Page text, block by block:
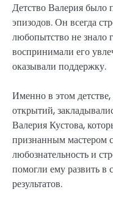
Детство Валерия было
эпизодов. Он всегда
любопытство не знало
воспринимали его
оказывали поддержку.
Именно в этом
открытий,
Валерия Кустова,
признанным мастером
любознательность и
помогли ему развить в
результатов.